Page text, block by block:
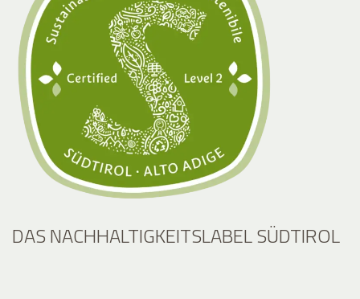
DAS NACHHALTIGKEITSLABEL SÜDTIROL